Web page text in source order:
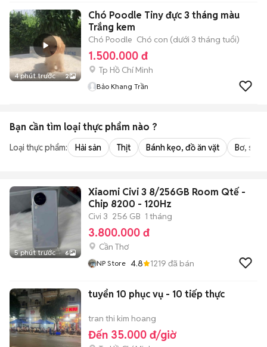
4 phút trước 2
Chó Poodle Tiny đực 3 tháng màu
Trắng kem
Chó Poodle Chó con (dưới 3 tháng tuổi)
1.500.000 đ
Tp Hồ Chí Minh
Bảo Khang Trần
Bạn cần tìm loại thực phẩm nào ?
Loại thực phẩm: Hải sản Thịt Bánh kẹo, đồ ăn vặt Bơ,
5 phút trước 6
Xiaomi Civi 3 8/256GB Room Qtế -
Chip 8200 - 120Hz
Civi 3 256 GB 1 tháng
3.800.000 đ
Cần Thơ
NP Store 4.8 1219 đã bán
tuyển 10 phục vụ - 10 tiếp thực
tran thi kim hoang
Đến 35.000 đ/giờ